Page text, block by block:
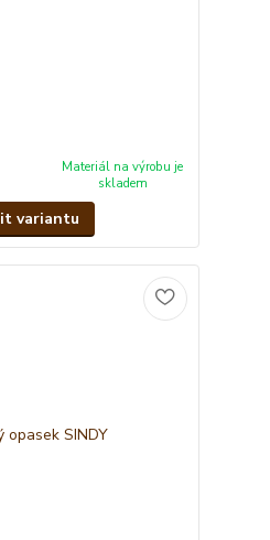
Materiál na výrobu je
skladem
variantu